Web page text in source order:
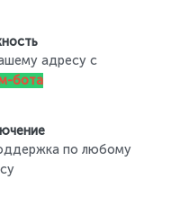
адресу с
бота
по любому